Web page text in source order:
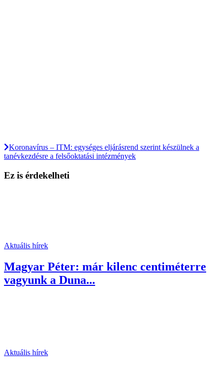
Koronavírus – ITM: egységes eljárásrend szerint készülnek a
tanévkezdésre a felsőoktatási intézmények
Ez is érdekelheti
Aktuális hírek
Magyar Péter: már kilenc centiméterre
vagyunk a Duna...
Aktuális hírek